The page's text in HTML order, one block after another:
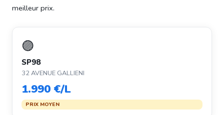
meilleur prix.
🟣
SP98
32 AVENUE GALLIENI
1.990 €/L
PRIX MOYEN